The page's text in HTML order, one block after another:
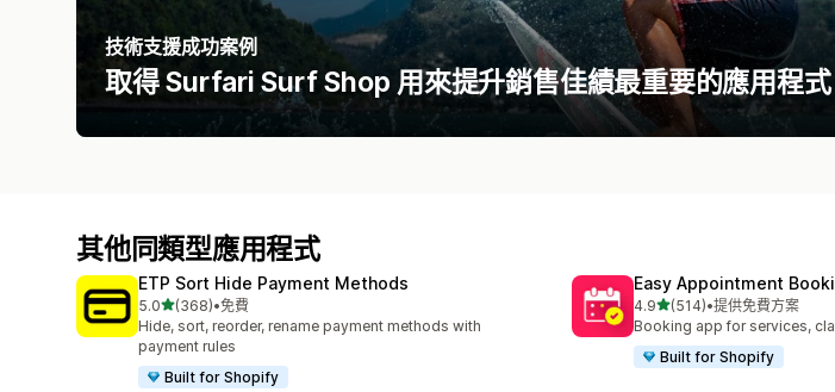
技術支援成功案例
取得 Surfari Surf Shop 用來提升銷售佳績最重要的應用程式
其他同類型應用程式
ETP Sort Hide Payment Methods
5.0滿分 5 顆星
(368)
共有 368 則評價
•免費
Hide, sort, reorder, rename payment methods with
payment rules
Built for Shopify
Easy Appointment
4.9滿分 5 顆星
(514)
共有 514 則評價
•提供免費方案
Booking app for services,
Built for Shopify